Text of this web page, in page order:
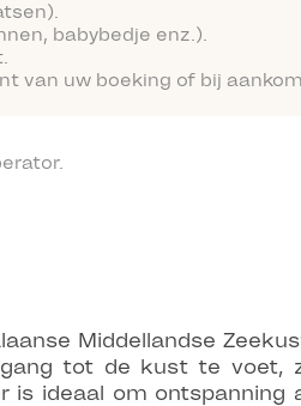
babybedje enz.).
van uw boeking of bij
Middellandse
tot de kust te voet,
is ideaal om ontspanning